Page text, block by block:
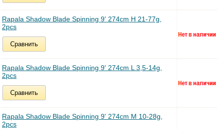
Rapala Shadow Blade Spinning 9' 274cm H 21-77g,
2pcs
Сравнить
Rapala Shadow Blade Spinning 9' 274cm L 3,5-14g,
2pcs
Сравнить
Rapala Shadow Blade Spinning 9' 274cm M 10-28g,
2pcs